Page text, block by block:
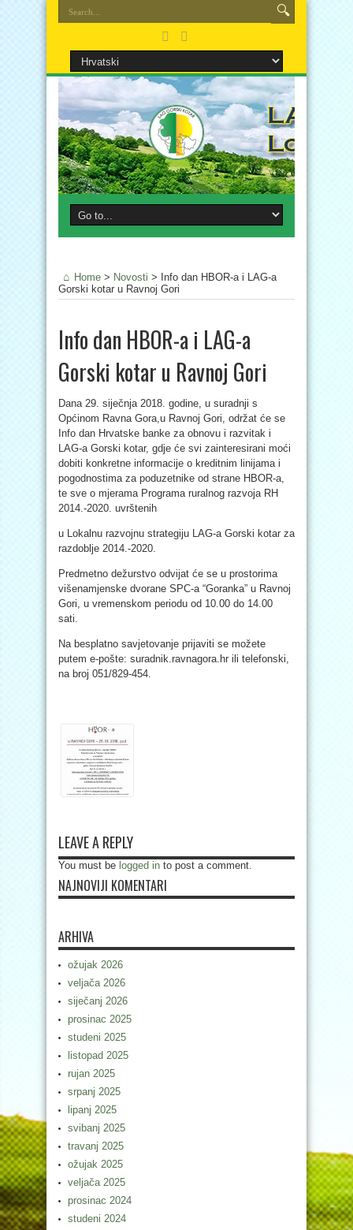
Home > Novosti > Info dan HBOR-a i LAG-a
Gorski kotar u Ravnoj Gori
Info dan HBOR-a i LAG-a
Gorski kotar u Ravnoj Gori
Dana 29. siječnja 2018. godine, u suradnji s
Općinom Ravna Gora,u Ravnoj Gori, održat će se
Info dan Hrvatske banke za obnovu i razvitak i
LAG-a Gorski kotar, gdje će svi zainteresirani moći
dobiti konkretne informacije o kreditnim linijama i
pogodnostima za poduzetnike od strane HBOR-a,
te sve o mjerama Programa ruralnog razvoja RH
2014.-2020. uvrštenih
u Lokalnu razvojnu strategiju LAG-a Gorski kotar za
razdoblje 2014.-2020.
Predmetno dežurstvo odvijat će se u prostorima
višenamjenske dvorane SPC-a “Goranka” u Ravnoj
Gori, u vremenskom periodu od 10.00 do 14.00
sati.
Na besplatno savjetovanje prijaviti se možete
putem e-pošte: suradnik.ravnagora.hr ili telefonski,
na broj 051/829-454.
LEAVE A REPLY
You must be logged in to post a comment.
NAJNOVIJI KOMENTARI
ARHIVA
ožujak 2026
veljača 2026
siječanj 2026
prosinac 2025
studeni 2025
listopad 2025
rujan 2025
srpanj 2025
lipanj 2025
svibanj 2025
travanj 2025
ožujak 2025
veljača 2025
prosinac 2024
studeni 2024